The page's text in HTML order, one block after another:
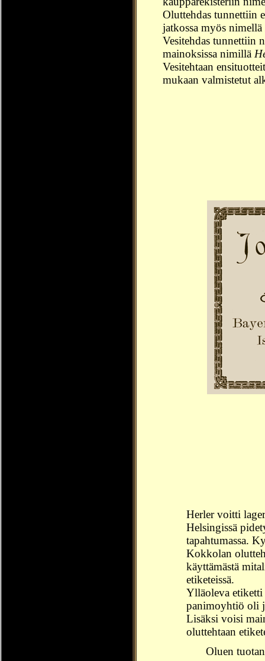
Oluttehdas tunnettiin
jatkossa myös nimellä
Vesitehdas tunnettiin
mainoksissa nimillä
Vesitehtaan
mukaan valmistetut
Herler voitti
Helsingissä
tapahtumassa.
Kokkolan
käyttämästä
etiketeissä.
Ylläoleva
panimoyhtiö oli
Lisäksi voisi
oluttehtaan
Oluen